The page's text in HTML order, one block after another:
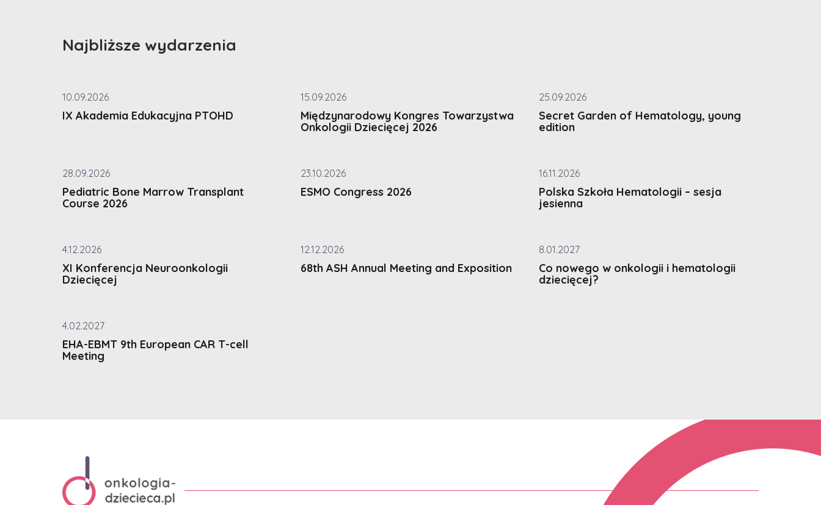
Najbliższe wydarzenia
10.09.2026
IX Akademia Edukacyjna PTOHD
15.09.2026
Międzynarodowy Kongres Towarzystwa
Onkologii Dziecięcej 2026
25.09.2026
Secret Garden of Hematology, young
edition
28.09.2026
Pediatric Bone Marrow Transplant
Course 2026
23.10.2026
ESMO Congress 2026
16.11.2026
Polska Szkoła Hematologii – sesja
jesienna
4.12.2026
XI Konferencja Neuroonkologii
Dziecięcej
12.12.2026
68th ASH Annual Meeting and Exposition
8.01.2027
Co nowego w onkologii i hematologii
dziecięcej?
4.02.2027
EHA-EBMT 9th European CAR T-cell
Meeting